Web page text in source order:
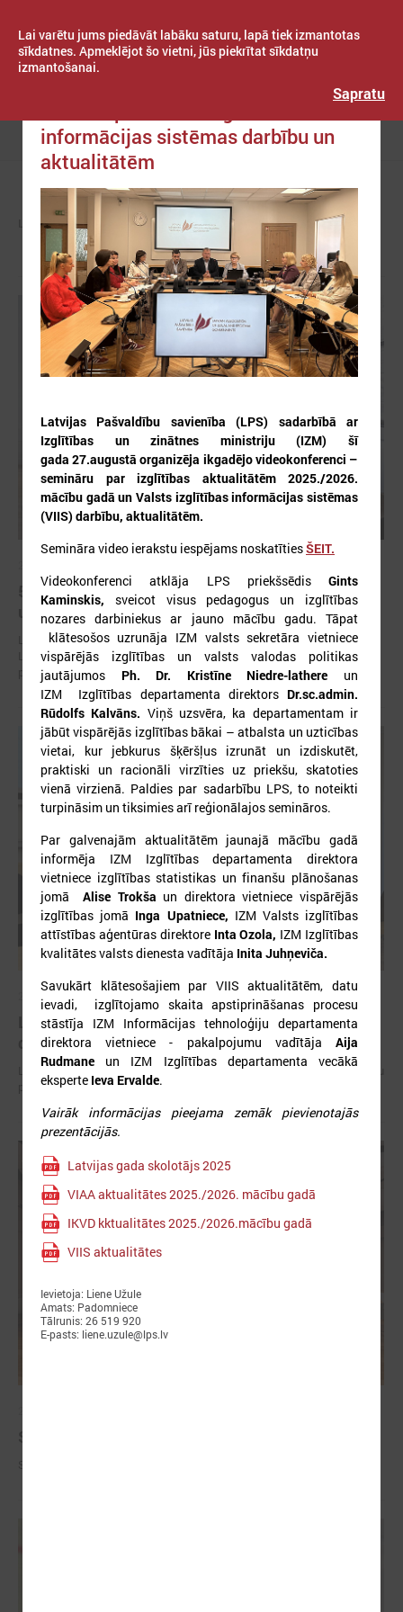
Lai varētu jums piedāvāt labāku saturu, lapā tiek izmantotas
sīkdatnes. Apmeklējot šo vietni, jūs piekrītat sīkdatņu
izmantošanai.
Sapratu
Izvēlne
ZIŅAS LPS
5. augustā notiks Latvijas Pašvaldību savienības
un Iekšlietu ministrijas sarunas
Latvijas Pašvaldību savienība aicina piedalīties Iekšlietu ministrijas un
Latvijas Pašvaldību savienības sarunās, kas notiks šī gada 5. augustā
plkst. 14:30 LPS 4. stāva zālē (Mazā Pils iela 1, Rīga).
2026. gada 15. jūlijs
LPS: Interaktīvā karte vienkopus parāda plašu un
detalizētu informāciju par skolu tīklu Latvijā
LPS: Interaktīvā karte vienkopus parāda plašu un detalizētu informāciju
par skolu tīklu Latvijā
informācijas sistēmas darbību un
aktualitātēm
Latvijas Pašvaldību savienība (LPS) sadarbībā ar
Izglītības un zinātnes ministriju (IZM) šī
gada 27.augustā organizēja ikgadējo videokonferenci –
semināru par izglītības aktualitātēm 2025./2026.
mācību gadā un Valsts izglītības informācijas sistēmas
(VIIS) darbību, aktualitātēm.
Semināra video ierakstu iespējams noskatītiesŠEIT.
Videokonferenci atklāja LPS priekšsēdisGints
Kaminskis, sveicot visus pedagogus un izglītības
nozares darbiniekus ar jauno mācību gadu. Tāpat
klātesošos uzrunāja IZM valsts sekretāra vietniece
vispārējās izglītības un valsts valodas politikas
jautājumos Ph. Dr. Kristīne Niedre-lathere un
IZM Izglītības departamenta direktorsDr.sc.admin.
Rūdolfs Kalvāns. Viņš uzsvēra, ka departamentam ir
jābūt vispārējās izglītības bākai – atbalsta un uzticības
vietai, kur jebkurus šķēršļus izrunāt un izdiskutēt,
praktiski un racionāli virzīties uz priekšu, skatoties
vienā virzienā. Paldies par sadarbību LPS, to noteikti
turpināsim un tiksimies arī reģionālajos semināros.
Par galvenajām aktualitātēm jaunajā mācību gadā
informēja IZM Izglītības departamenta direktora
vietniece izglītības statistikas un finanšu plānošanas
jomāAlise Trokša un direktora vietniece vispārējās
izglītības jomā Inga Upatniece, IZM Valsts izglītības
attīstības aģentūras direktoreInta Ozola, IZM Izglītības
kvalitātes valsts dienesta vadītāja Inita Juhņeviča.
Savukārt klātesošajiem par VIIS aktualitātēm, datu
ievadi, izglītojamo skaita apstiprināšanas procesu
stāstīja IZM Informācijas tehnoloģiju departamenta
direktora vietniece - pakalpojumu vadītāja Aija
Rudmane un IZM Izglītības departamenta vecākā
eksperte Ieva Ervalde.
Vairāk informācijas pieejama zemāk pievienotajās
prezentācijās.
Latvijas gada skolotājs 2025
VIAA aktualitātes 2025./2026. mācību gadā
IKVD kktualitātes 2025./2026.mācību gadā
VIIS aktualitātes
Ievietoja: Liene Užule
Amats: Padomniece
Tālrunis: 26 519 920
E-pasts: liene.uzule@lps.lv